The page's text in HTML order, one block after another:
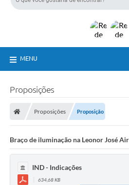
MENU
Proposições
Proposições Proposição
Braço de iluminação na Leonor José
IND - Indicações
634,68 KB